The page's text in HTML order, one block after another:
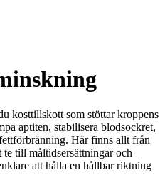
kosttillskott som stöttar kroppens
aptiten, stabilisera blodsockret,
Här finns allt från
till måltidsersättningar och
att hålla en hållbar riktning